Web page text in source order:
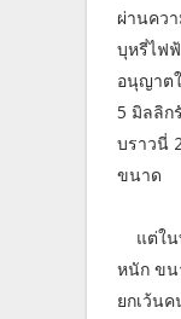
ผ่านคว
บุหรี่ไฟ
อนุญาต
5 มิลลิก
บราวนี่
ขนาด
แต่ใ
หนัก ขน
ยกเว้น